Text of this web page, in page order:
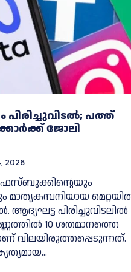
പിരിച്ചുവിടൽ; പത്ത്
ജോലി
2026
മാതൃകമ്പനിയായ
ആദ്യഘട്ട പിരിച്ചുവിടലില്‍
10 ശതമാനത്തെ
വിലയിരുത്തപ്പെടുന്നത്.